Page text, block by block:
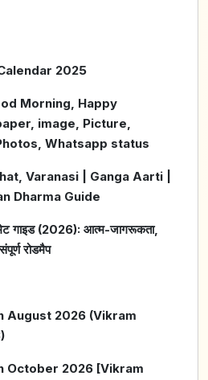
2025
Morning, Happy
image, Picture,
Whatsapp status
Varanasi | Ganga Aarti |
Dharma Guide
गाइड (2026): आत्म-जागरूकता,
रोडमैप
August 2026 (Vikram
October 2026 [Vikram